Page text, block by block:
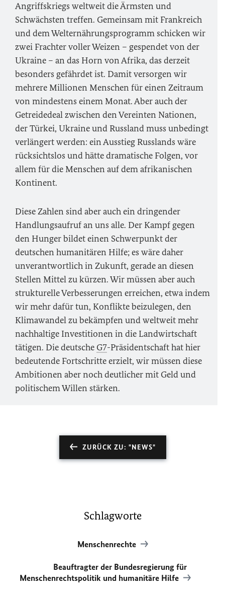
Angriffskriegs weltweit die Ärmsten und
Schwächsten treffen. Gemeinsam mit Frankreich
und dem Welternährungsprogramm schicken wir
zwei Frachter voller Weizen – gespendet von der
Ukraine – an das Horn von Afrika, das derzeit
besonders gefährdet ist. Damit versorgen wir
mehrere Millionen Menschen für einen Zeitraum
von mindestens einem Monat. Aber auch der
Getreidedeal zwischen den Vereinten Nationen,
der Türkei, Ukraine und Russland muss unbedingt
verlängert werden: ein Ausstieg Russlands wäre
rücksichtslos und hätte dramatische Folgen, vor
allem für die Menschen auf dem afrikanischen
Kontinent.
Diese Zahlen sind aber auch ein dringender
Handlungsaufruf an uns alle. Der Kampf gegen
den Hunger bildet einen Schwerpunkt der
deutschen humanitären Hilfe; es wäre daher
unverantwortlich in Zukunft, gerade an diesen
Stellen Mittel zu kürzen. Wir müssen aber auch
strukturelle Verbesserungen erreichen, etwa indem
wir mehr dafür tun, Konflikte beizulegen, den
Klimawandel zu bekämpfen und weltweit mehr
nachhaltige Investitionen in die Landwirtschaft
tätigen. Die deutsche G7-Präsidentschaft hat hier
bedeutende Fortschritte erzielt, wir müssen diese
Ambitionen aber noch deutlicher mit Geld und
politischem Willen stärken.
ZURÜCK ZU: "NEWS"
Schlagworte
Menschenrechte
Beauftragter der Bundesregierung für
Menschenrechtspolitik und humanitäre Hilfe